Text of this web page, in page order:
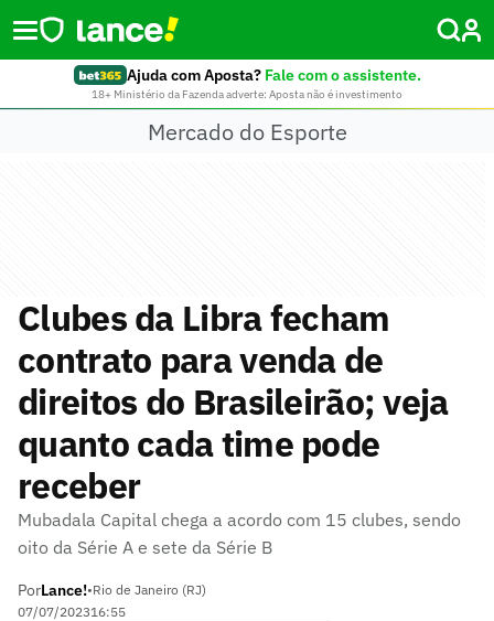
Ajuda com Aposta? Fale com o assistente.
18+ Ministério da Fazenda adverte: Aposta não é investimento
Mercado do Esporte
Clubes da Libra fecham
contrato para venda de
direitos do Brasileirão; veja
quanto cada time pode
receber
Mubadala Capital chega a acordo com 15 clubes, sendo
oito da Série A e sete da Série B
PorLance!•Rio de Janeiro (RJ)
07/07/202316:55